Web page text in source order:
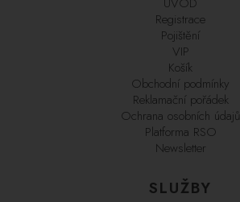
Registrace
Pojištění
VIP
Košík
Obchodní podmínky
Reklamační pořádek
Ochrana osobních údajů
Platforma RSO
Newsletter
SLUŽBY